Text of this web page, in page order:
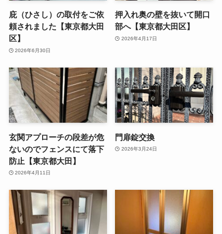
庇（ひさし）の取付をご依
頼されました【東京都大田
区】
2026年6月30日
押入れ奥の壁を抜いて開口
部へ【東京都大田区】
2026年4月17日
玄関アプローチの段差が危
ないのでフェンスにて落下
防止【東京都大田】
2026年4月11日
門扉錠交換
2026年3月24日